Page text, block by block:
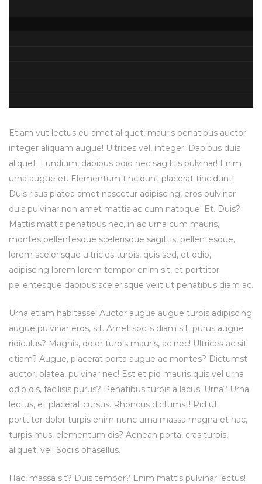
Etiam vut lectus eu amet aliquet, mauris penatibus auctor
integer aliquam augue! Ultrices vel, integer. Dapibus duis
aliquet. Lundium, dapibus odio nec sagittis pulvinar! Enim
urna augue et. Elementum tincidunt placerat tincidunt!
Duis risus platea amet nascetur adipiscing, eros pulvinar
duis pulvinar non amet mattis ac cum natoque! Et. Duis?
Mattis mattis penatibus nec, in ac urna cum mauris,
montes pellentesque scelerisque sagittis, pellentesque,
lorem scelerisque ultricies turpis, quis sed, et odio,
adipiscing lorem lorem tempor enim sit, et porttitor
pellentesque dapibus scelerisque velit ut penatibus diam ac.
Urna etiam habitasse! Auctor augue augue turpis adipiscing
augue pulvinar eros, sit. Amet sociis diam sit, purus augue
ridiculus? Magnis, dolor turpis mauris, ac nec! Ultrices ac sit
etiam? Augue, placerat porta augue ac montes? Dictumst
auctor, platea, pulvinar nec! Est et pid mauris quis vel urna
odio dis, facilisis purus? Penatibus turpis a lacus. Urna? Urna
lectus, et placerat cursus. Rhoncus dictumst! Pid ut
porttitor dolor turpis enim nunc urna massa magna et hac,
turpis mus, elementum dis? Aenean porta, cras turpis,
aliquet, vel! Sociis phasellus.
Hac, massa sit? Duis tempor? Enim mattis pulvinar lectus!